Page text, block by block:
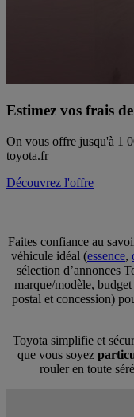
Estimez vos frais
On vous offre jusqu'à 1
toyota.fr
Découvrez l'offre
Faites confiance au
véhicule idéal (essence,
sélection d’annonces
marque/modèle,
postal et concession)
Toyota simplifie et
que vous soyez
rouler en toute